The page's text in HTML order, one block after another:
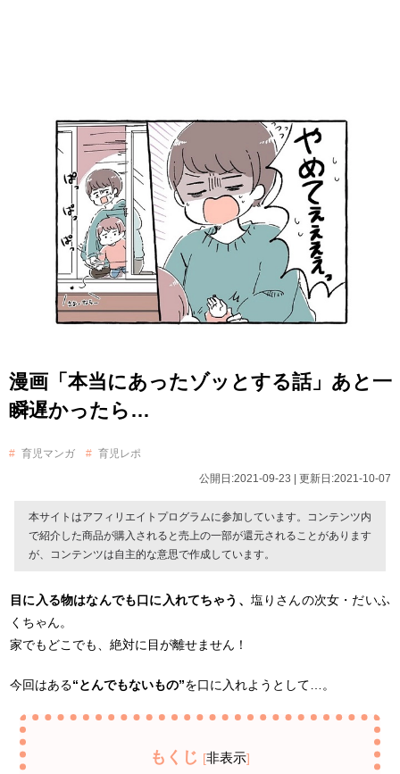
漫画「本当にあったゾッとする話」あと一
瞬遅かったら…
育児マンガ
育児レポ
公開日:2021-09-23 | 更新日:2021-10-07
本サイトはアフィリエイトプログラムに参加しています。コンテンツ内
で紹介した商品が購入されると売上の一部が還元されることがあります
が、コンテンツは自主的な意思で作成しています。
目に入る物はなんでも口に入れてちゃう、 塩りさんの次女・だいふ
くちゃん。
家でもどこでも、絶対に目が離せません！
今回はある“とんでもないもの”を口に入れようとして…。
もくじ [非表示]